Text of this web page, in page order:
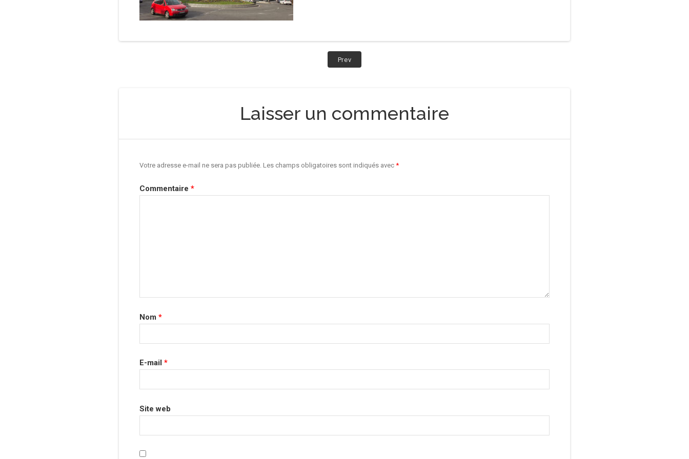
PrevPost:
CLITO
Laisser un commentaire
Votre adresse e-mail ne sera pas publiée. Les champs obligatoires sont indiqués avec *
Commentaire *
Nom *
E-mail *
Site web